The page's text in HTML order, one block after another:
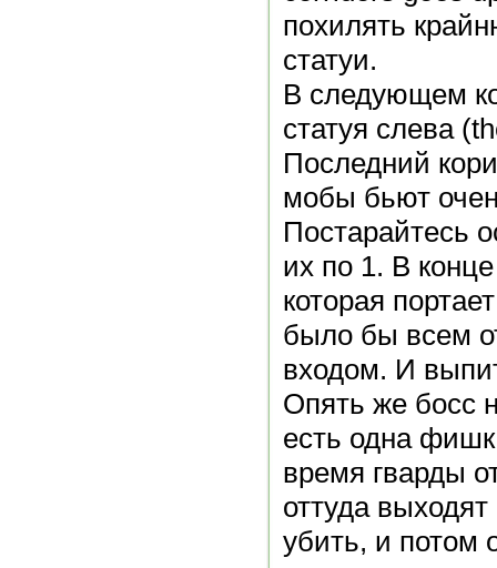
похилять
статуи.
В следующем
статуя слева
Последний
мобы бьют
Постарайтесь
их по 1. В
которая
было бы всем
входом. И
Опять же босс
есть одна
время гварды
оттуда
убить, и потом